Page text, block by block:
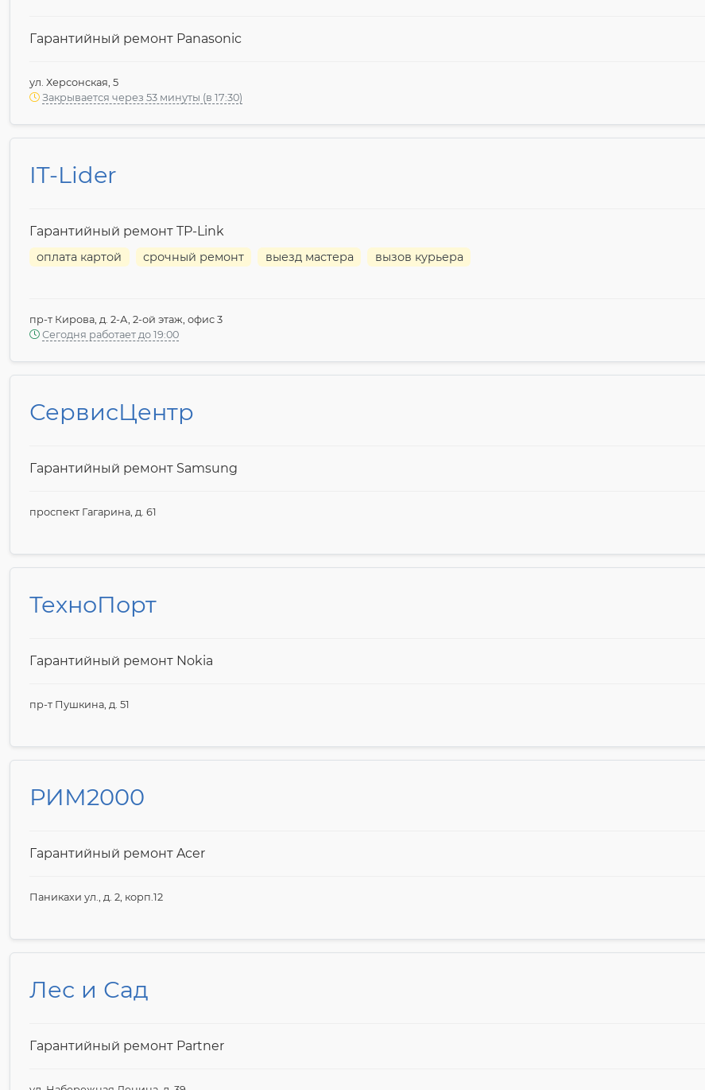
Гарантийный ремонт Panasonic
ул. Херсонская, 5
Закрывается через 53 минуты (в 17:30)
IT-Lider
Гарантийный ремонт TP-Link
оплата картой срочный ремонт выезд мастера вызов курьера
пр-т Кирова, д. 2-А, 2-ой этаж, офис 3
Сегодня работает до 19:00
СервисЦентр
Гарантийный ремонт Samsung
проспект Гагарина, д. 61
ТехноПорт
Гарантийный ремонт Nokia
пр-т Пушкина, д. 51
РИМ2000
Гарантийный ремонт Acer
Паникахи ул., д. 2, корп.12
Лес и Сад
Гарантийный ремонт Partner